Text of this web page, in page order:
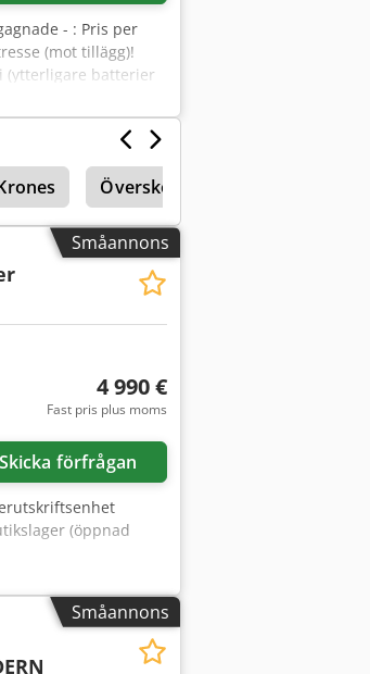
- : Pris per
(mot tillägg)!
(ytterligare batterier
Lager
Överskottslager och restlager
Småannons
4 990 €
Fast pris plus moms
Skicka förfrågan
(öppnad
Småannons